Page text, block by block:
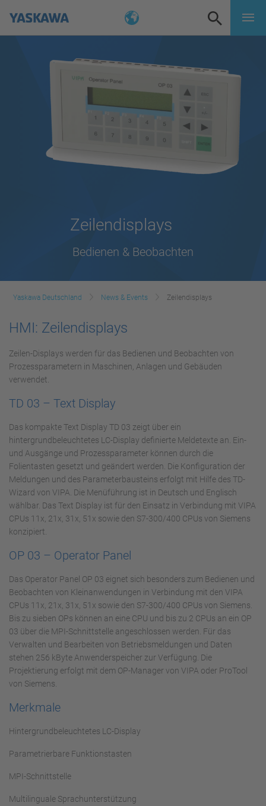
Zeilendisplays
Bedienen & Beobachten
Yaskawa Deutschland News & Events Zeilendisplays
HMI: Zeilendisplays
Zeilen-Displays werden für das Bedienen und Beobachten von
Prozessparametern in Maschinen, Anlagen und Gebäuden
verwendet.
TD 03 – Text Display
Das kompakte Text Display TD 03 zeigt über ein
hintergrundbeleuchtetes LC-Display definierte Meldetexte an. Ein-
und Ausgänge und Prozessparameter können durch die
Folientasten gesetzt und geändert werden. Die Konfiguration der
Meldungen und des Parameterbausteins erfolgt mit Hilfe des TD-
Wizard von VIPA. Die Menüführung ist in Deutsch und Englisch
wählbar. Das Text Display ist für den Einsatz in Verbindung mit VIPA
CPUs 11x, 21x, 31x, 51x sowie den S7-300/400 CPUs von Siemens
konzipiert.
OP 03 – Operator Panel
Das Operator Panel OP 03 eignet sich besonders zum Bedienen und
Beobachten von Kleinanwendungen in Verbindung mit den VIPA
CPUs 11x, 21x, 31x, 51x sowie den S7-300/400 CPUs von Siemens.
Bis zu sieben OPs können an eine CPU und bis zu 2 CPUs an ein OP
03 über die MPI-Schnittstelle angeschlossen werden. Für das
Verwalten und Bearbeiten von Betriebsmeldungen und Daten
stehen 256 kByte Anwenderspeicher zur Verfügung. Die
Projektierung erfolgt mit dem OP-Manager von VIPA oder ProTool
von Siemens.
Merkmale
Hintergrundbeleuchtetes LC-Display
Parametrierbare Funktionstasten
MPI-Schnittstelle
Multilinguale Sprachunterstützung